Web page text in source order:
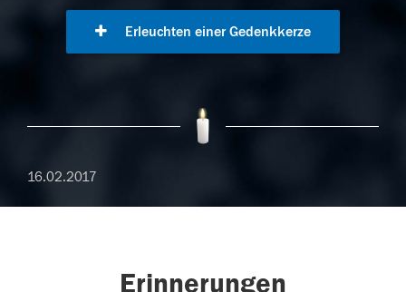
Erleuchten einer Gedenkkerze
16.02.2017
Erinnerungen